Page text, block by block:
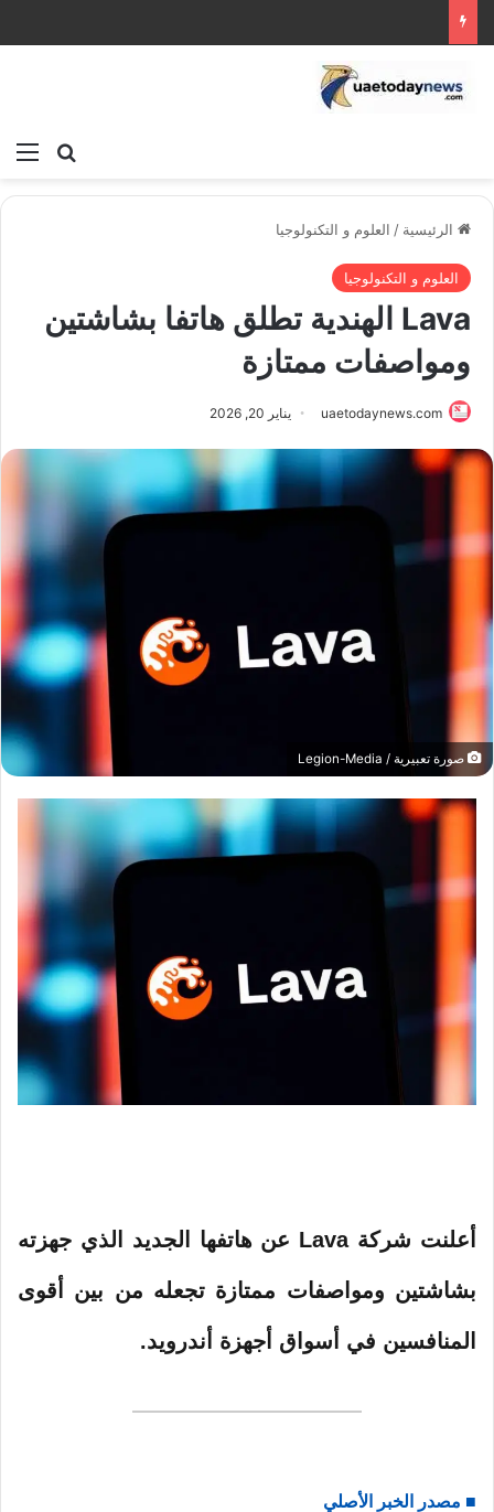
بحث
الرئيسية / العلوم و التكنولوجيا
العلوم و التكنولوجيا
Lava الهندية تطلق هاتفا بشاشتين
ومواصفات ممتازة
uaetodaynews.com يناير 20, 2026
صورة تعبيرية / Legion-Media
أعلنت شركة Lava عن هاتفها الجديد الذي جهزته
بشاشتين ومواصفات ممتازة تجعله من بين أقوى
المنافسين في أسواق أجهزة أندرويد.
■ مصدر الخبر الأصلي